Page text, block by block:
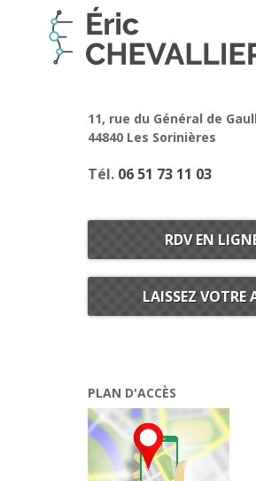
11, rue du Général de
44840 Les Sorinières
Tél. 06 51 73 11 03
RDV EN
LAISSEZ VOTRE
PLAN D'ACCÈS